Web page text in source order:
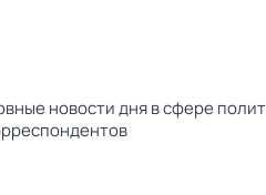
новости дня в сфере